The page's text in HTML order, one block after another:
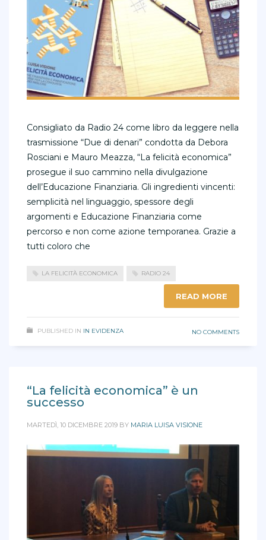
Consigliato da Radio 24 come libro da leggere nella
trasmissione “Due di denari” condotta da Debora
Rosciani e Mauro Meazza, “La felicità economica”
prosegue il suo cammino nella divulgazione
dell’Educazione Finanziaria. Gli ingredienti vincenti:
semplicità nel linguaggio, spessore degli
argomenti e Educazione Finanziaria come
percorso e non come azione temporanea. Grazie a
tutti coloro che
LA FELICITÀ ECONOMICA RADIO 24
READ MORE
PUBLISHED IN IN EVIDENZA NO COMMENTS
“La felicità economica” è un
successo
MARTEDÌ, 10 DICEMBRE 2019 BY MARIA LUISA VISIONE